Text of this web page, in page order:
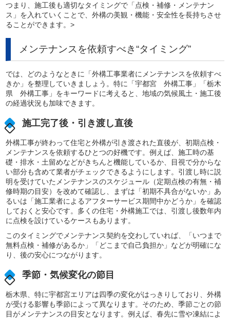
つまり、施工後も適切なタイミングで「点検・補修・メンテナン
ス」を入れていくことで、外構の美観・機能・安全性を長持ちさせ
ることができます。>
メンテナンスを依頼すべき“タイミング”
では、どのようなときに「外構工事業者にメンテナンスを依頼すべ
きか」を整理していきましょう。特に「宇都宮 外構工事」「栃木
県 外構工事」をキーワードに考えると、地域の気候風土・施工後
の経過状況も加味できます。
施工完了後・引き渡し直後
外構工事が終わって住宅と外構が引き渡された直後が、初期点検・
メンテナンスを依頼するひとつの好機です。例えば、施工時の基
礎・排水・土留めなどがきちんと機能しているか、目視で分からな
い部分も含めて業者がチェックできるようにします。引渡し時に説
明を受けていたメンテナンスのスケジュール（定期点検の有無・補
修時期の目安）を改めて確認し、まずは「初期不具合がないか」あ
るいは「施工業者によるアフターサービス期間中かどうか」を確認
しておくと安心です。多くの住宅・外構施工では、引渡し後数年内
に点検を設けているケースもあります。
このタイミングでメンテナンス契約を交わしていれば、「いつまで
無料点検・補修があるか」「どこまで自己負担か」などが明確にな
り、後の安心につながります。
季節・気候変化の節目
栃木県、特に宇都宮エリアは四季の変化がはっきりしており、外構
が受ける影響も季節によって異なります。そのため、季節ごとの節
目がメンテナンスの目安となります。例えば、春先に雪や凍結によ